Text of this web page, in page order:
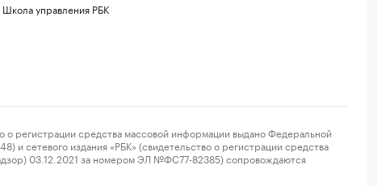
Школа управления РБК
средства массовой информации выдано Федеральной
сетевого издания «РБК» (свидетельство о регистрации средства
03.12.2021 за номером ЭЛ №ФС77-82385) сопровождаются